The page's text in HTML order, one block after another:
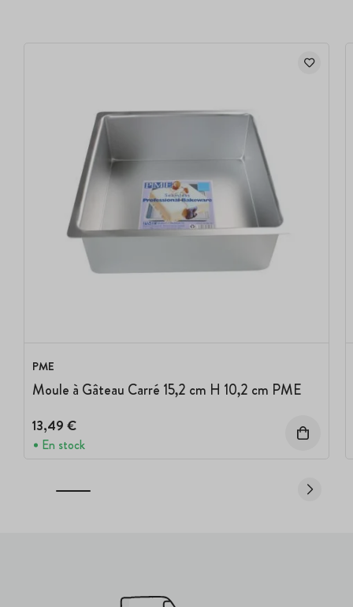
PME
Moule à Gâteau Carré 15,2 cm H 10,2 cm PME
13,49 €
En stock